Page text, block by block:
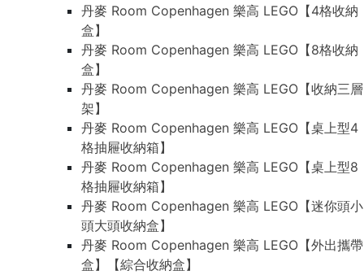
丹麥 Room Copenhagen 樂高 LEGO【4格收納
盒】
丹麥 Room Copenhagen 樂高 LEGO【8格收納
盒】
丹麥 Room Copenhagen 樂高 LEGO【收納三層
架】
丹麥 Room Copenhagen 樂高 LEGO【桌上型4
格抽屜收納箱】
丹麥 Room Copenhagen 樂高 LEGO【桌上型8
格抽屜收納箱】
丹麥 Room Copenhagen 樂高 LEGO【迷你頭小
頭大頭收納盒】
丹麥 Room Copenhagen 樂高 LEGO【外出攜帶
盒】【綜合收納盒】